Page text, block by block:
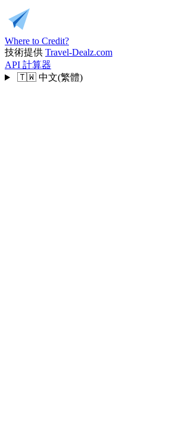
Where to Credit?
技術提供 Travel-Dealz.com
API 計算器
🇹🇼 中文(繁體)